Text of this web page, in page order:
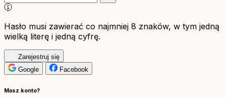
Hasło musi zawierać co najmniej 8 znaków, w tym jedną
wielką literę i jedną cyfrę.
Zarejestruj się
Google
Facebook
Masz konto?